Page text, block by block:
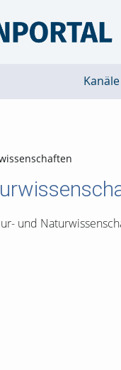
Kanäle
und